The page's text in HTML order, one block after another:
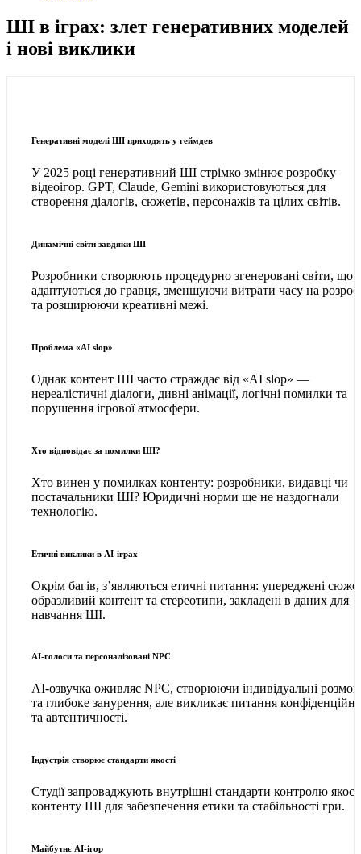
ШІ в іграх: злет генеративних моделей
і нові виклики
Генеративні моделі ШІ приходять у геймдев
У 2025 році генеративний ШІ стрімко змінює розробку
відеоігор. GPT, Claude, Gemini використовуються для
створення діалогів, сюжетів, персонажів та цілих світів.
Динамічні світи завдяки ШІ
Розробники створюють процедурно згенеровані світи, що
адаптуються до гравця, зменшуючи витрати часу на
та розширюючи креативні межі.
Проблема «AI slop»
Однак контент ШІ часто страждає від «AI slop» —
нереалістичні діалоги, дивні анімації, логічні помилки та
порушення ігрової атмосфери.
Хто відповідає за помилки ШІ?
Хто винен у помилках контенту: розробники, видавці чи
постачальники ШІ? Юридичні норми ще не наздогнали
технологію.
Етичні виклики в AI-іграх
Окрім багів, з’являються етичні питання: упереджені
образливий контент та стереотипи, закладені в даних для
навчання ШІ.
AI-голоси та персоналізовані NPC
AI-озвучка оживляє NPC, створюючи індивідуальні
та глибоке занурення, але викликає питання
та автентичності.
Індустрія створює стандарти якості
Студії запроваджують внутрішні стандарти контролю
контенту ШІ для забезпечення етики та стабільності гри.
Майбутнє AI-ігор